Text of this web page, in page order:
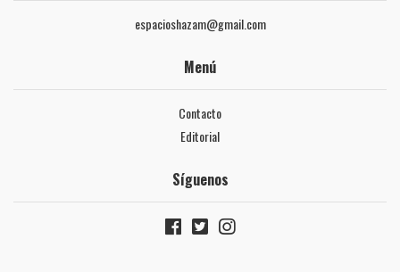
espacioshazam@gmail.com
Menú
Contacto
Editorial
Síguenos